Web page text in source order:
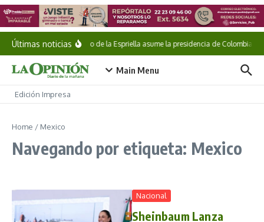
Saltar al contenido
Últimas noticiasAbelardo de la Espriella asume la presidencia de Colombia
Main Menu
Edición Impresa
Home / Mexico
Navegando por etiqueta: Mexico
Nacional
Sheinbaum Lanza